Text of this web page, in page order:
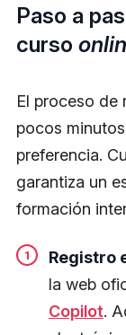
Paso a
curso
El proceso de
pocos
preferencia.
garantiza un
formación
Registro
la web
Copilot.